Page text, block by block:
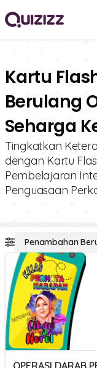
Kartu
Berulang
Seharga
Tingkatkan
dengan Kartu
Pembelajaran
Penguasaan
Penambahan